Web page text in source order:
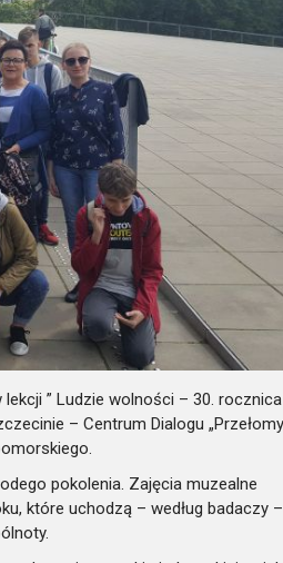
lekcji ” Ludzie wolności – 30. rocznica
– Centrum Dialogu
pokolenia. Zajęcia muzealne
które uchodzą – według badaczy –